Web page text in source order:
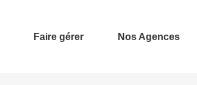
Faire gérer Nos Agences